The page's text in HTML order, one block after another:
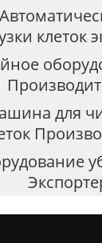
клеток
для